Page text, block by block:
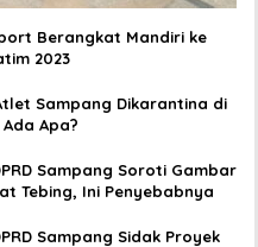
Berangkat Mandiri ke
2023
Sampang Dikarantina di
Apa?
Sampang Soroti Gambar
Tebing, Ini Penyebabnya
Sampang Sidak Proyek